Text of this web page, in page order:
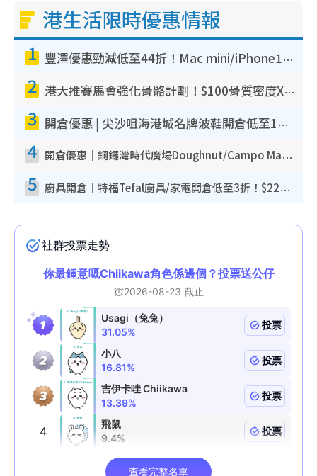
港生活限時優惠情報
1 豐澤優惠勁減低至44折！Mac mini/iPhone17Pro大減價！廚房家電$220起
2 港大推賽馬會強化骨骼計劃！$100骨質密度X光檢查 完成免費運動訓練送超市禮券！附參加資格
3 開倉優惠 | 尖沙咀海港城名牌波鞋開倉低至1折！On鞋$899起／Joy&Peace鞋履$98起
4 開倉優惠｜銅鑼灣時代廣場Doughnut/Campo Marzio開倉低至1折！背囊、書包、手袋劈價$200起
5 廚具開倉｜特福Tefal廚具/家電開倉低至3折！$220起買平底鍋/炒鑊/湯煲！電飯煲/吸塵機/燙斗$418起